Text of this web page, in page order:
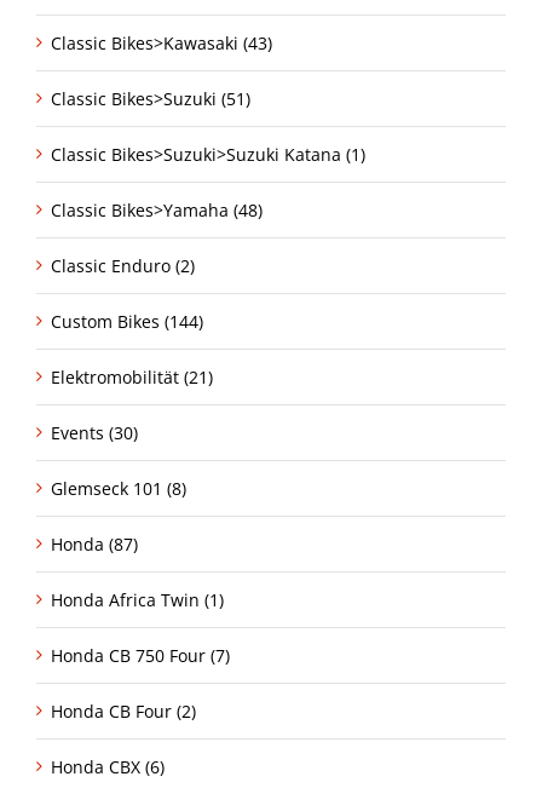
Classic Bikes>Kawasaki (43)
Classic Bikes>Suzuki (51)
Classic Bikes>Suzuki>Suzuki Katana (1)
Classic Bikes>Yamaha (48)
Classic Enduro (2)
Custom Bikes (144)
Elektromobilität (21)
Events (30)
Glemseck 101 (8)
Honda (87)
Honda Africa Twin (1)
Honda CB 750 Four (7)
Honda CB Four (2)
Honda CBX (6)